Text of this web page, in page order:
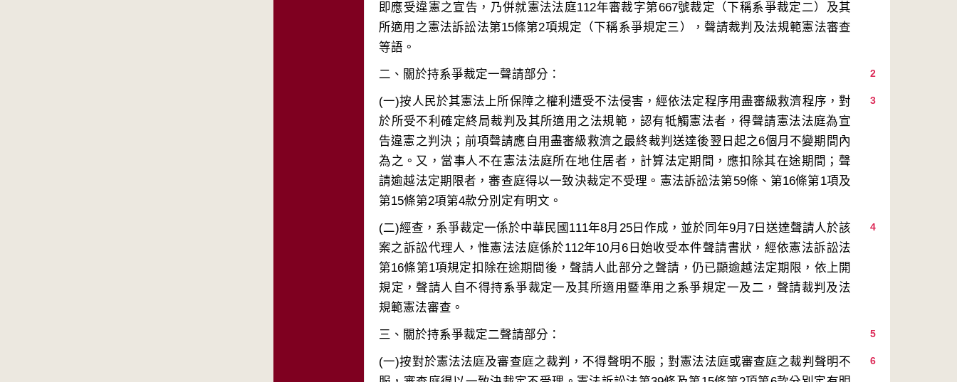
即應受違憲之宣告，乃併就憲法法庭112年審裁字第667號裁定（下稱系爭裁定二）及其
所適用之憲法訴訟法第15條第2項規定（下稱系爭規定三），聲請裁判及法規範憲法審查
2
3
(一)按人民於其憲法上所保障之權利遭受不法侵害，經依法定程序用盡審級救濟程序，對
於所受不利確定終局裁判及其所適用之法規範，認有牴觸憲法者，得聲請憲法法庭為宣
告違憲之判決；前項聲請應自用盡審級救濟之最終裁判送達後翌日起之6個月不變期間內
為之。又，當事人不在憲法法庭所在地住居者，計算法定期間，應扣除其在途期間；聲
請逾越法定期限者，審查庭得以一致決裁定不受理。憲法訴訟法第59條、第16條第1項及
4
(二)經查，系爭裁定一係於中華民國111年8月25日作成，並於同年9月7日送達聲請人於該
案之訴訟代理人，惟憲法法庭係於112年10月6日始收受本件聲請書狀，經依憲法訴訟法
第16條第1項規定扣除在途期間後，聲請人此部分之聲請，仍已顯逾越法定期限，依上開
規定，聲請人自不得持系爭裁定一及其所適用暨準用之系爭規定一及二，聲請裁判及法
5
6
(一)按對於憲法法庭及審查庭之裁判，不得聲明不服；對憲法法庭或審查庭之裁判聲明不